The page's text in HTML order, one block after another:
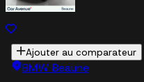
Ajouter au comparateur
BMW Beaune